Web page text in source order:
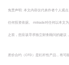
免责声明: 本文内容仅代表作者个人观
任何投资依据。 mitrade对任何以本文
之前，您应该寻求独立财务顾问的建议
差价合约（CFD）是杠杆性产品，有可